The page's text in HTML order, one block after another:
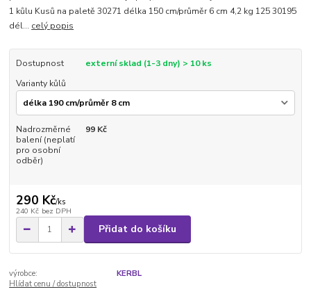
1 kůlu Kusů na paletě 30271 délka 150 cm/průměr 6 cm 4,2 kg 125 30195
dél... celý popis
Dostupnost
externí sklad (1-3 dny) > 10 ks
Varianty kůlů
Nadrozměrné
balení (neplatí
pro osobní
odběr)
99 Kč
290 Kč/ks
240 Kč bez DPH
Přidat do košíku
výrobce:
KERBL
Hlídat cenu / dostupnost